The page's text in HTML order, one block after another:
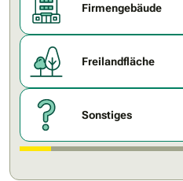
Firmengebäude
Freilandfläche
Sonstiges